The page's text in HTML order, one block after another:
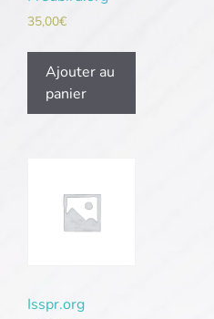
35,00€
Ajouter au
panier
Isspr.org